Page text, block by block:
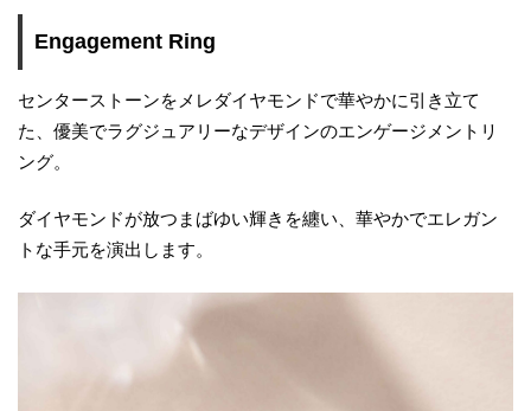
Engagement Ring
センターストーンをメレダイヤモンドで華やかに引き立て
た、優美でラグジュアリーなデザインのエンゲージメントリ
ング。
ダイヤモンドが放つまばゆい輝きを纏い、華やかでエレガン
トな手元を演出します。